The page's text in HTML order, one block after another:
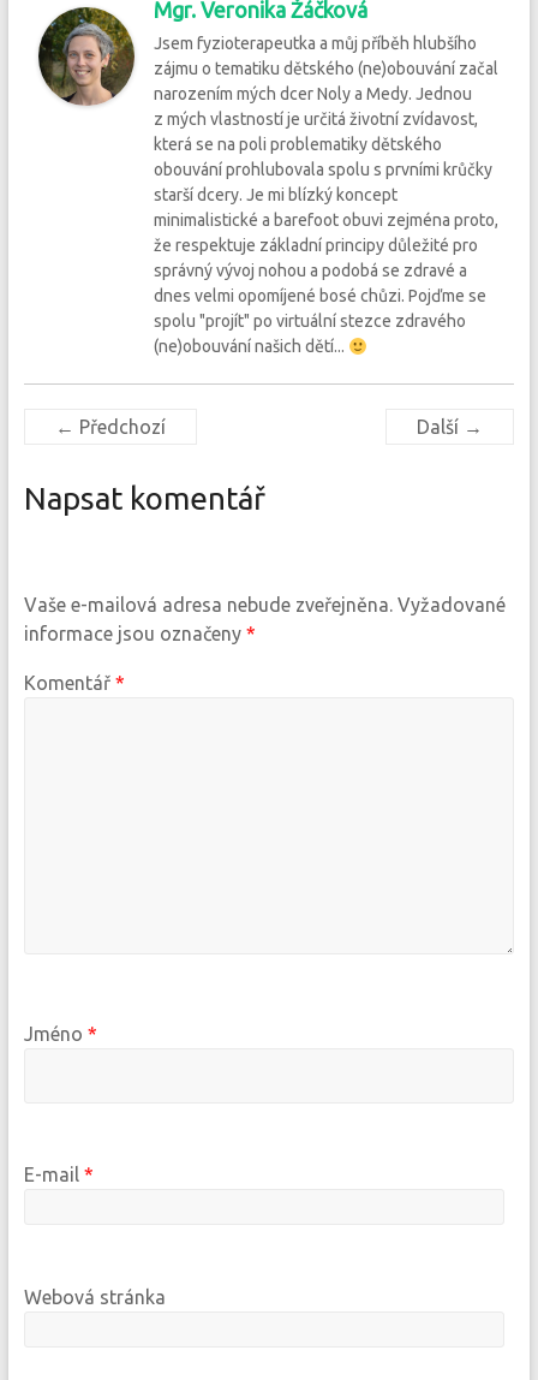
Mgr. Veronika Žáčková
Jsem fyzioterapeutka a můj příběh hlubšího
zájmu o tematiku dětského (ne)obouvání začal
narozením mých dcer Noly a Medy. Jednou
z mých vlastností je určitá životní zvídavost,
která se na poli problematiky dětského
obouvání prohlubovala spolu s prvními krůčky
starší dcery. Je mi blízký koncept
minimalistické a barefoot obuvi zejména proto,
že respektuje základní principy důležité pro
správný vývoj nohou a podobá se zdravé a
dnes velmi opomíjené bosé chůzi. Pojďme se
spolu "projít" po virtuální stezce zdravého
(ne)obouvání našich dětí...
← Předchozí Další →
Napsat komentář
Vaše e-mailová adresa nebude zveřejněna. Vyžadované
informace jsou označeny *
Komentář *
Jméno *
E-mail *
Webová stránka